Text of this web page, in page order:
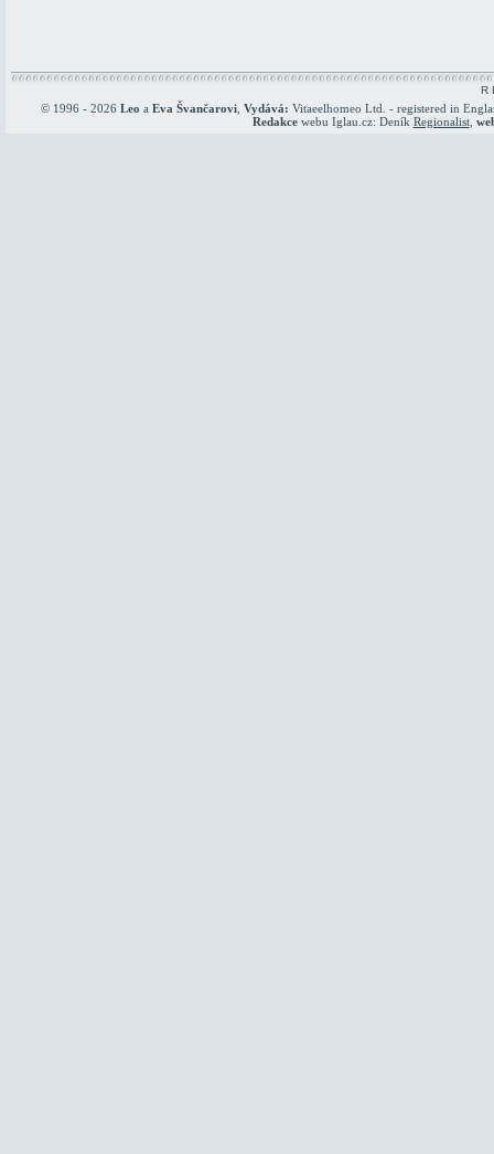
R
© 1996 - 2026 Leo a Eva Švančarovi Vydává: Vitaeelhomeo Ltd. - registered in
Redakcewebu Iglau.cz: Deník Regionalist,